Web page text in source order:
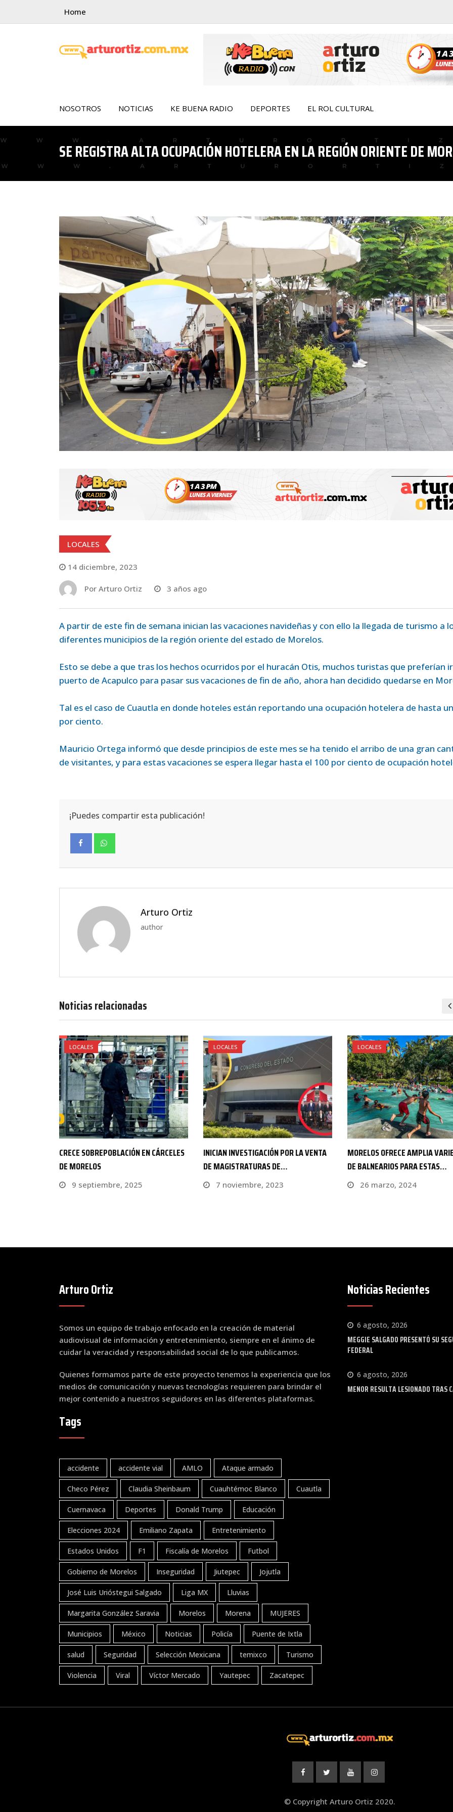
Home
NOSOTROS NOTICIAS KE BUENA RADIO DEPORTES EL ROL CULTURAL
SE REGISTRA ALTA OCUPACIÓN HOTELERA EN LA REGIÓN ORIENTE DE
LOCALES
14 diciembre, 2023
Por Arturo Ortiz 3 años ago
A partir de este fin de semana inician las vacaciones navideñas y con ello la llegada de turismo a
diferentes municipios de la región oriente del estado de Morelos.
Esto se debe a que tras los hechos ocurridos por el huracán Otis, muchos turistas que preferían
puerto de Acapulco para pasar sus vacaciones de fin de año, ahora han decidido quedarse en
Tal es el caso de Cuautla en donde hoteles están reportando una ocupación hotelera de hasta
por ciento.
Mauricio Ortega informó que desde principios de este mes se ha tenido el arribo de una gran
de visitantes, y para estas vacaciones se espera llegar hasta el 100 por ciento de ocupación
¡Puedes compartir esta publicación!
Arturo Ortiz
author
Noticias relacionadas
LOCALES
INICIAN INVESTIGACIÓN POR LA VENTA
DE MAGISTRATURAS DE…
7 noviembre, 2023
LOCALES
MORELOS OFRECE AMPLIA VARIEDAD
DE BALNEARIOS PARA ESTAS…
26 marzo, 2024
LOCALES
HUENTLE, CEREMONIA
PARA RECIBIR LA PRIMAVERA
20 marzo, 2023
Arturo Ortiz
Somos un equipo de trabajo enfocado en la creación de material
audiovisual de información y entretenimiento, siempre en el ánimo de
cuidar la veracidad y responsabilidad social de lo que publicamos.
Quienes formamos parte de este proyecto tenemos la experiencia que los
medios de comunicación y nuevas tecnologías requieren para brindar el
mejor contenido a nuestros seguidores en las diferentes plataformas.
Tags
accidente accidente vial AMLO Ataque armado
Checo Pérez Claudia Sheinbaum Cuauhtémoc Blanco Cuautla
Cuernavaca Deportes Donald Trump Educación
Elecciones 2024 Emiliano Zapata Entretenimiento
Estados Unidos F1 Fiscalía de Morelos Futbol
Gobierno de Morelos Inseguridad Jiutepec Jojutla
José Luis Urióstegui Salgado Liga MX Lluvias
Margarita González Saravia Morelos Morena MUJERES
Municipios México Noticias Policía Puente de Ixtla
salud Seguridad Selección Mexicana temixco Turismo
Violencia Viral Víctor Mercado Yautepec Zacatepec
Noticias Recientes
6 agosto, 2026
MEGGIE SALGADO PRESENTÓ SU
FEDERAL
6 agosto, 2026
MENOR RESULTA LESIONADO TRAS
© Copyright Arturo Ortiz 2020.